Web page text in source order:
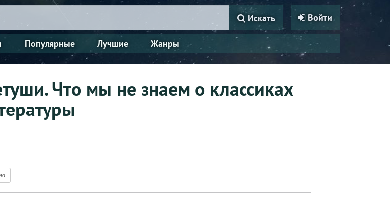
Войти
Искать
Популярные Лучшие Жанры
Что мы не знаем о классиках